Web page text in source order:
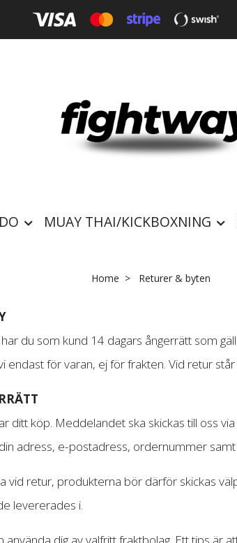
MUAY THAI/KICKBOXNING
Home Returer & byten
du som kund 14 dagars ångerrätt som
endast för varan, ej för frakten. Vid retur
ditt köp. Meddelandet ska skickas till oss
adress, e-postadress, ordernummer
vid retur, produkterna bör därför skickas
levererades i.